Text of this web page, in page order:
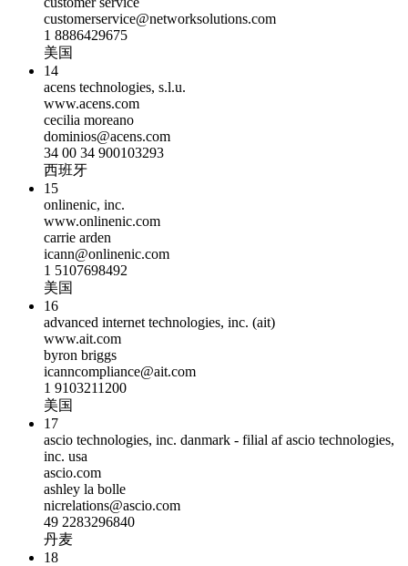
customerservice@networksolutions.com
1 8886429675
美国
14
acens technologies, s.l.u.
www.acens.com
cecilia moreano
dominios@acens.com
34 00 34 900103293
西班牙
15
onlinenic, inc.
www.onlinenic.com
carrie arden
icann@onlinenic.com
1 5107698492
美国
16
advanced internet technologies, inc. (ait)
www.ait.com
byron briggs
icanncompliance@ait.com
1 9103211200
美国
17
ascio technologies, inc. danmark - filial af ascio technologies,
inc. usa
ascio.com
ashley la bolle
nicrelations@ascio.com
49 2283296840
丹麦
18